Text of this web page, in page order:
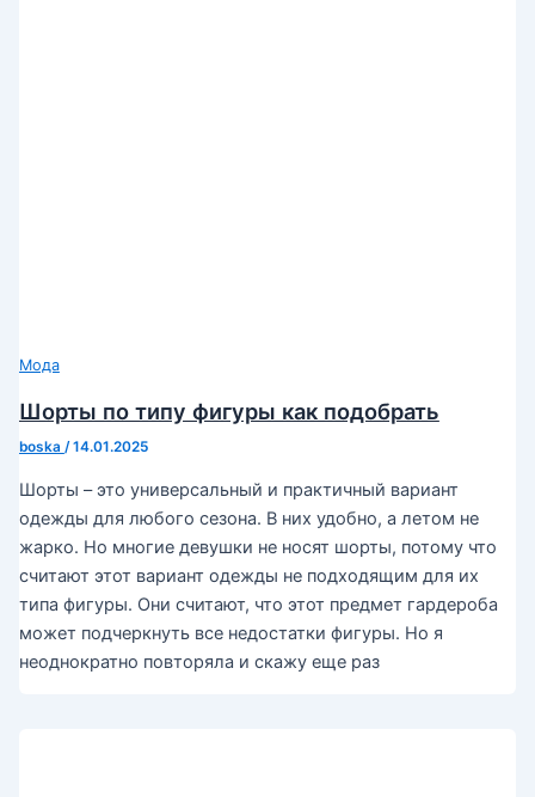
Мода
Шорты по типу фигуры как подобрать
boska /14.01.2025
Шорты – это универсальный и практичный вариант
одежды для любого сезона. В них удобно, а летом не
жарко. Но многие девушки не носят шорты, потому что
считают этот вариант одежды не подходящим для их
типа фигуры. Они считают, что этот предмет гардероба
может подчеркнуть все недостатки фигуры. Но я
неоднократно повторяла и скажу еще раз